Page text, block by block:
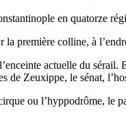
en quatorze
la première colline, à
actuelle du
de Zeuxippe, le sénat,
ou l’hyppodrôme, le